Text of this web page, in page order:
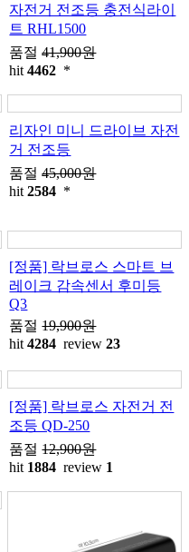
자전거 전조등 충전식라이
트 RHL1500
품절 41,900원
hit4462 *
리자인 미니 드라이브 자전
거 전조등
품절 45,000원
hit2584 *
[정품] 락브로스 스마트 브
레이크 감속센서 후미등
Q3
품절 19,900원
hit4284 review23
[정품] 락브로스 자전거 전
조등 QD-250
품절 12,900원
hit 1884 review 1